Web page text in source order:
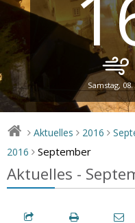
Samstag,
> Aktuelles > 2016 >
2016 > September
Aktuelles -